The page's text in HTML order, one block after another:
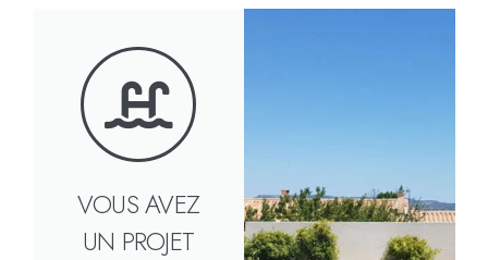
VOUS AVEZ
UN PROJET